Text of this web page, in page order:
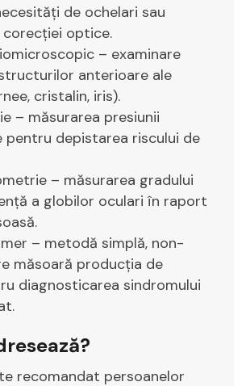
de ochelari sau
optice.
– examinare
anterioare ale
cristalin, iris).
– măsurarea presiunii
pentru depistarea riscului de
– măsurarea gradului
a globilor oculari în raport
– metodă simplă, non-
măsoară producția de
diagnosticarea sindromului
recomandat persoanelor